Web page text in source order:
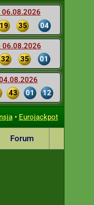
06.08.2026
35 04
06.08.2026
32 35 01
43 01 12
• Eurojackpot
Forum